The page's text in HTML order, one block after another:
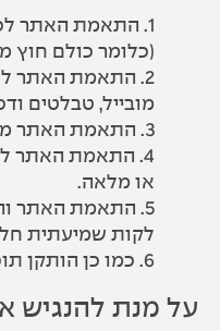
1. התאמת האתר
(כלומר כולם חוץ
2. התאמת האתר
מובייל, טבלטים
3. התאמת האתר מבחינת שימוש במקלדת בלבד.
4. התאמת האתר
או מלאה.
5. התאמת האתר
לקות שמיעתית
6. כמו כן הותקן תוסף הנגשה.
על מנת להנגיש